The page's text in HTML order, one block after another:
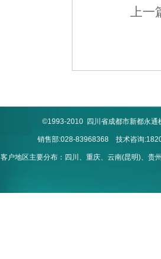
上
©1993-2010 四川省成都市新都永
销售部:028-83968368 技术咨询
客户地区主要分布：四川、重庆、云南(昆明)、贵